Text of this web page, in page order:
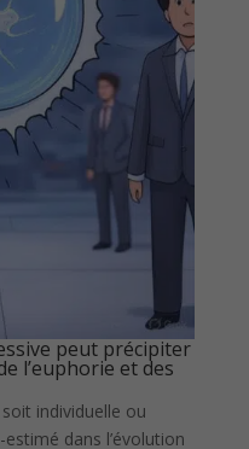
peut précipiter
l’euphorie et des
individuelle ou
dans l’évolution